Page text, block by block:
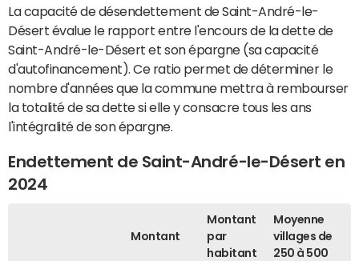
La capacité de désendettement de Saint-André-le-
Désert évalue le rapport entre l'encours de la dette de
Saint-André-le-Désert et son épargne (sa capacité
d'autofinancement). Ce ratio permet de déterminer le
nombre d'années que la commune mettra à rembourser
la totalité de sa dette si elle y consacre tous les ans
l'intégralité de son épargne.
Endettement de Saint-André-le-Désert en
2024
Montant
Montant
par
habitant
Moyenne
villages de
250 à 500